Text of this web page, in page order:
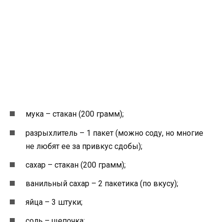
мука – стакан (200 грамм);
разрыхлитель – 1 пакет (можно соду, но многие
не любят ее за привкус сдобы);
сахар – стакан (200 грамм);
ванильный сахар – 2 пакетика (по вкусу);
яйца – 3 штуки;